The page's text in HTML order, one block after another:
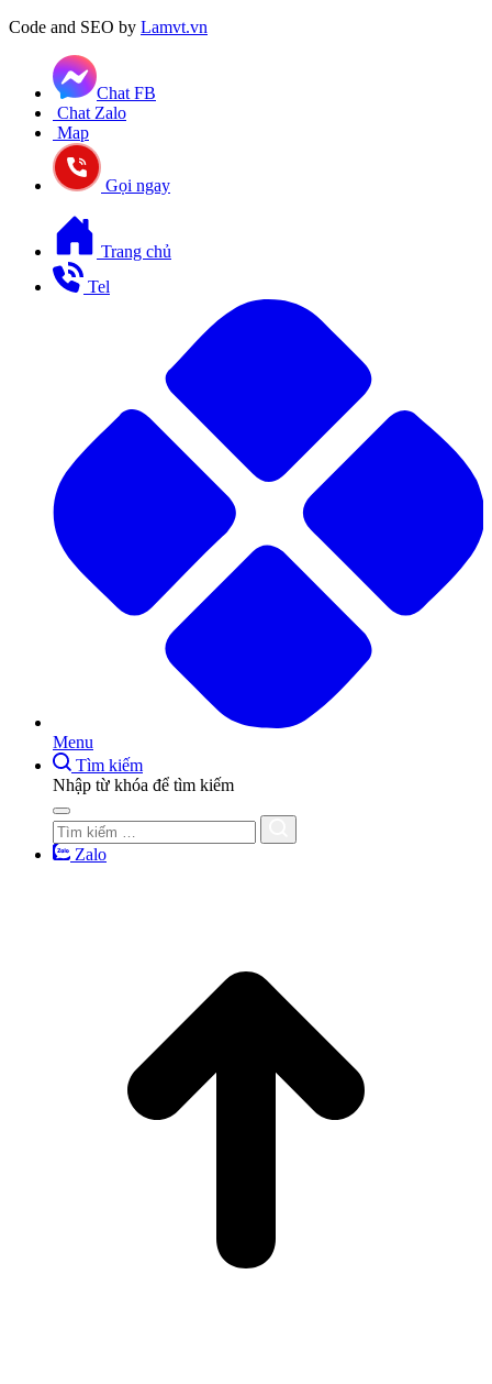
Code and SEO by Lamvt.vn
Chat FB
Chat Zalo
Map
Gọi ngay
Trang chủ
Tel
Menu
Tìm kiếm
Nhập từ khóa để tìm kiếm
Zalo